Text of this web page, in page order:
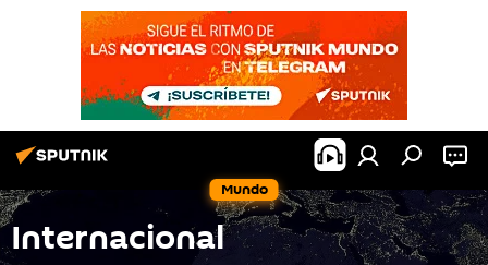
Mundo
Internacional